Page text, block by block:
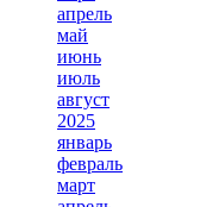
апрель
май
июнь
июль
август
2025
январь
февраль
март